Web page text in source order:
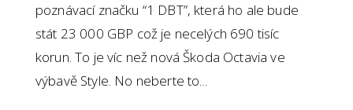
poznávací značku “1 DBT”, která ho ale bude
stát 23 000 GBP což je necelých 690 tisíc
korun. To je víc než nová Škoda Octavia ve
výbavě Style. No neberte to...